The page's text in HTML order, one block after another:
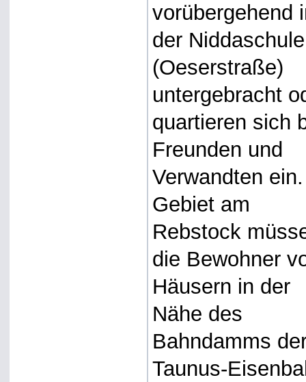
vorübergehend
der Niddaschule
(Oeserstraße)
untergebracht
quartieren sich
Freunden und
Verwandten
Gebiet am
Rebstock
die Bewohner
Häusern in der
Nähe des
Bahndamms
Taunus-